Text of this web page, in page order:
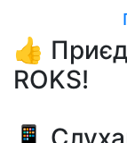
👍
ROKS!